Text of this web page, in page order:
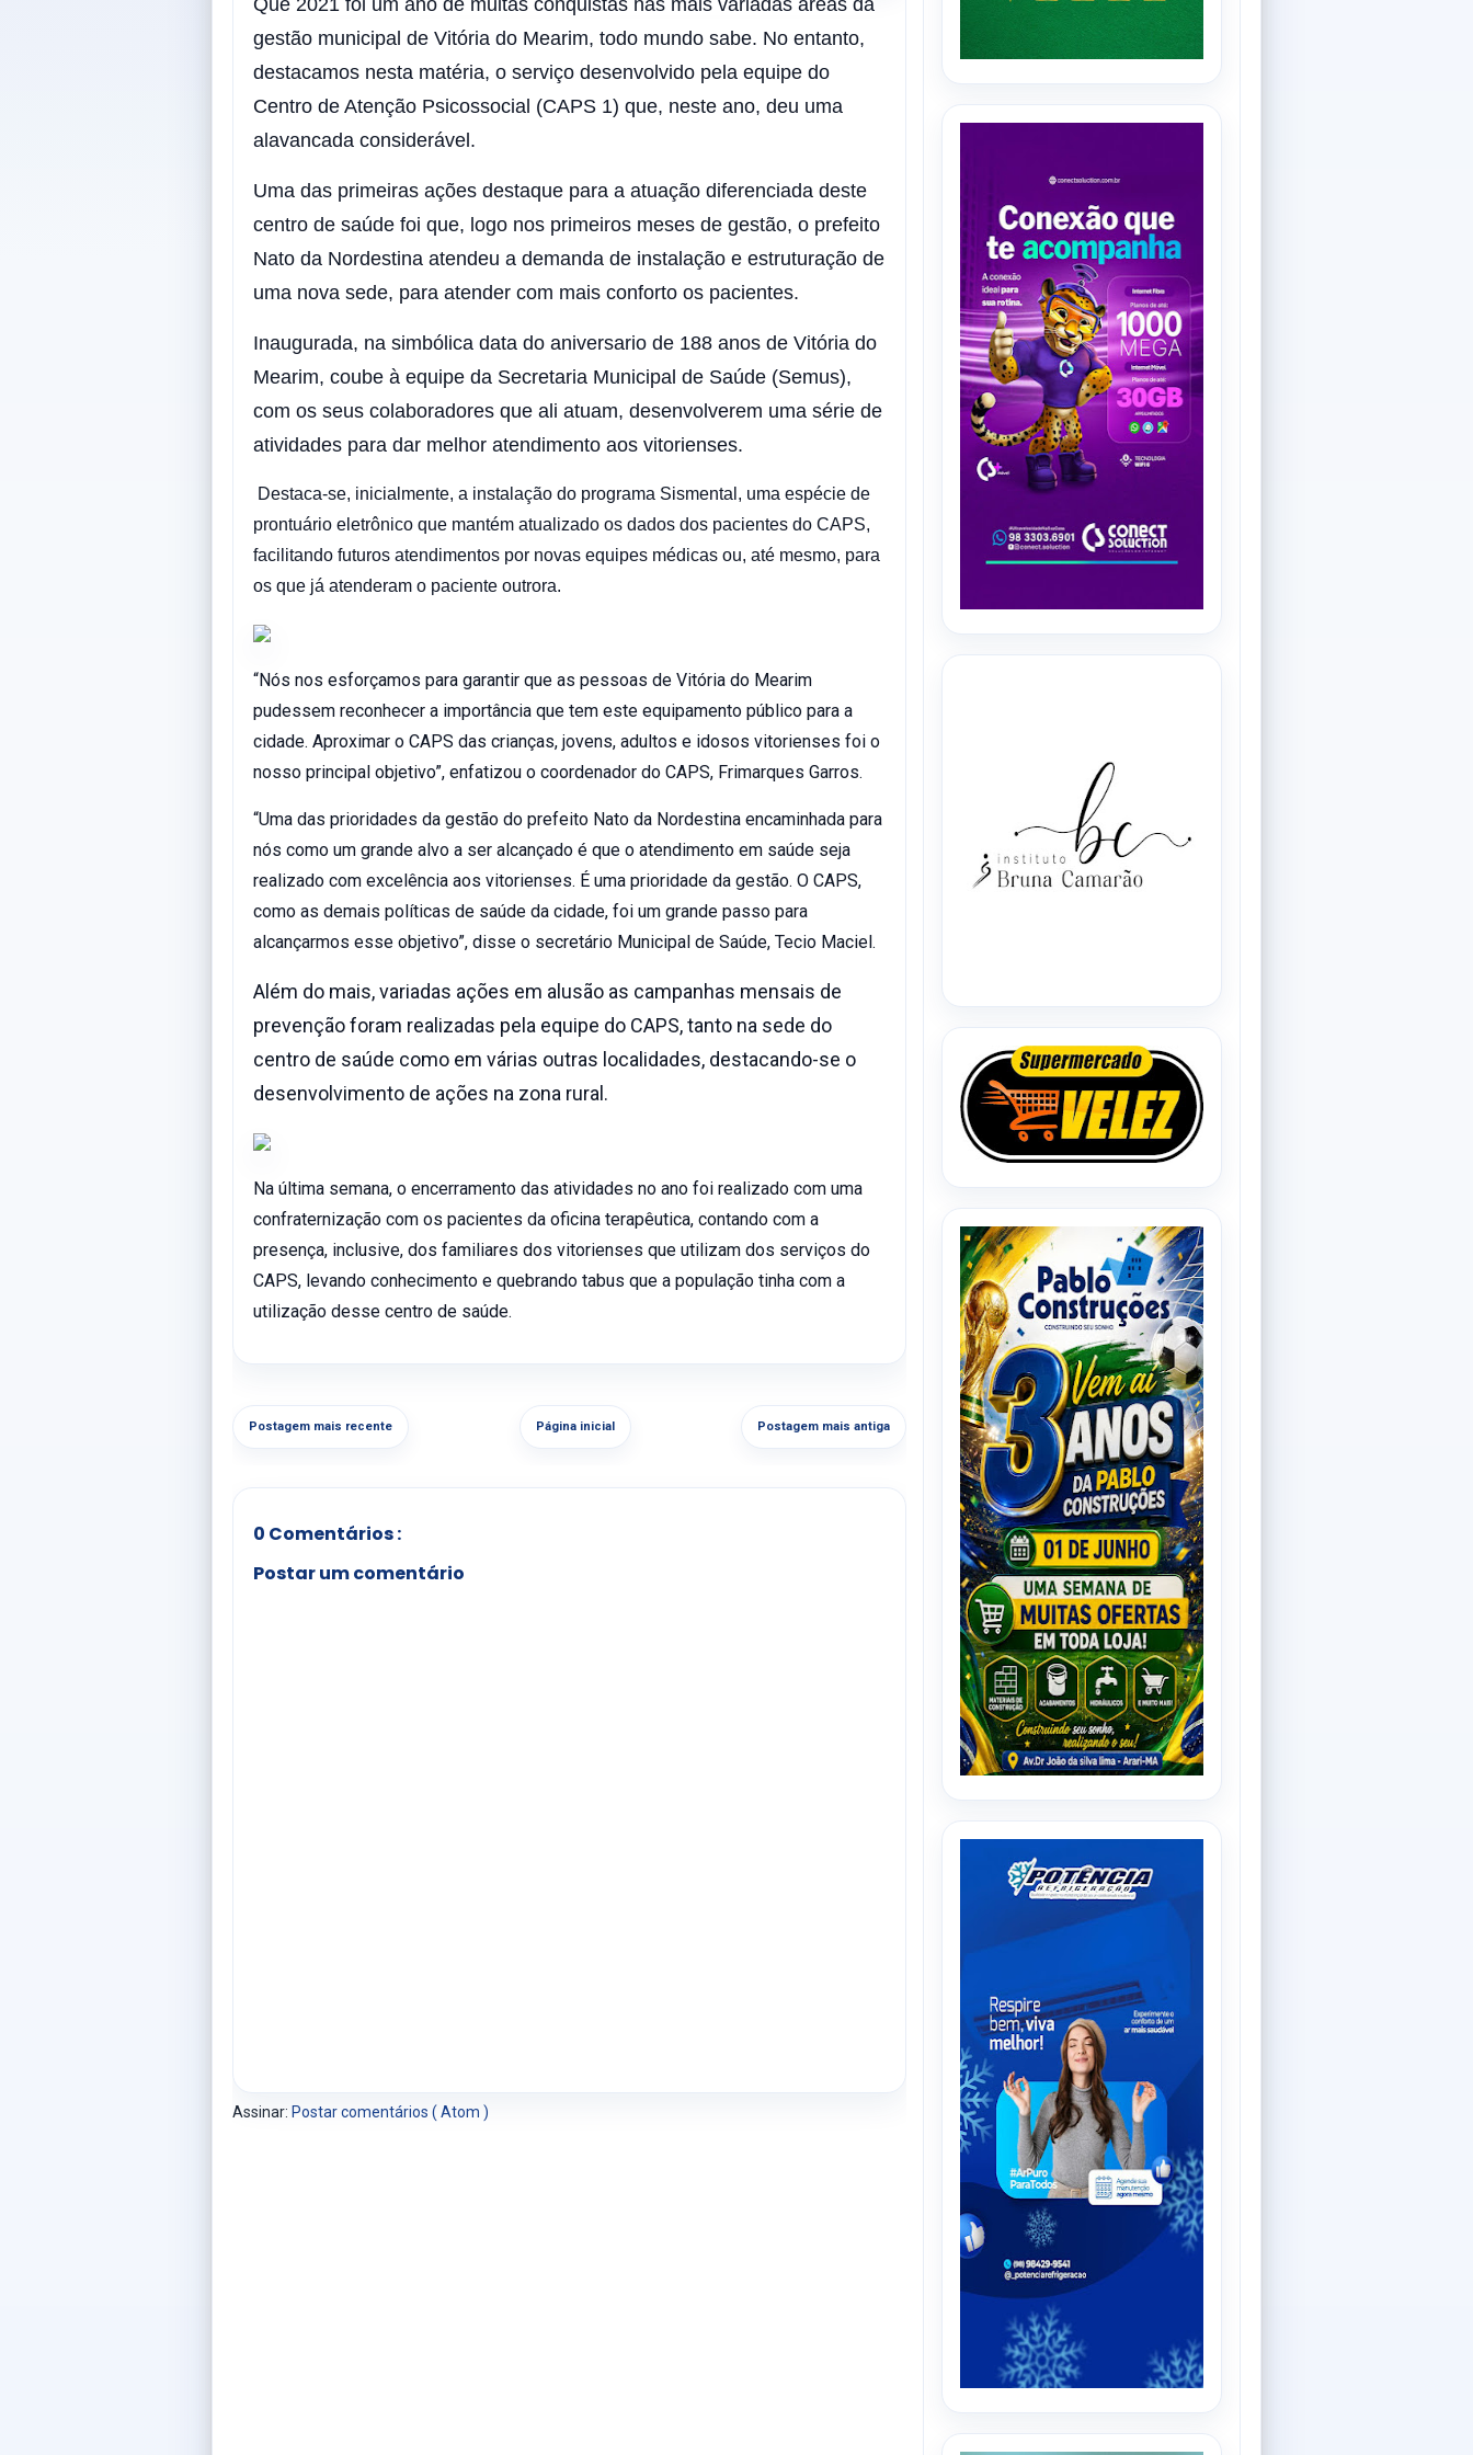
gestão municipal de Vitória do Mearim, todo mundo sabe. No entanto,
destacamos nesta matéria, o serviço desenvolvido pela equipe do
Centro de Atenção Psicossocial (CAPS 1) que, neste ano, deu uma
alavancada considerável.
Uma das primeiras ações destaque para a atuação diferenciada deste
centro de saúde foi que, logo nos primeiros meses de gestão, o prefeito
Nato da Nordestina atendeu a demanda de instalação e estruturação de
uma nova sede, para atender com mais conforto os pacientes.
Inaugurada, na simbólica data do aniversario de 188 anos de Vitória do
Mearim, coube à equipe da Secretaria Municipal de Saúde (Semus),
com os seus colaboradores que ali atuam, desenvolverem uma série de
atividades para dar melhor atendimento aos vitorienses.
Destaca-se, inicialmente, a instalação do programa Sismental, uma espécie de
prontuário eletrônico que mantém atualizado os dados dos pacientes do CAPS,
facilitando futuros atendimentos por novas equipes médicas ou, até mesmo, para
os que já atenderam o paciente outrora.
“Nós nos esforçamos para garantir que as pessoas de Vitória do Mearim
pudessem reconhecer a importância que tem este equipamento público para a
cidade. Aproximar o CAPS das crianças, jovens, adultos e idosos vitorienses foi o
nosso principal objetivo”, enfatizou o coordenador do CAPS, Frimarques Garros.
“Uma das prioridades da gestão do prefeito Nato da Nordestina encaminhada para
nós como um grande alvo a ser alcançado é que o atendimento em saúde seja
realizado com excelência aos vitorienses. É uma prioridade da gestão. O CAPS,
como as demais políticas de saúde da cidade, foi um grande passo para
alcançarmos esse objetivo”, disse o secretário Municipal de Saúde, Tecio Maciel.
Além do mais, variadas ações em alusão as campanhas mensais de
prevenção foram realizadas pela equipe do CAPS, tanto na sede do
centro de saúde como em várias outras localidades, destacando-se o
desenvolvimento de ações na zona rural.
Na última semana, o encerramento das atividades no ano foi realizado com uma
confraternização com os pacientes da oficina terapêutica, contando com a
presença, inclusive, dos familiares dos vitorienses que utilizam dos serviços do
CAPS, levando conhecimento e quebrando tabus que a população tinha com a
utilização desse centro de saúde.
Postagem mais recente Postagem mais antiga
Página inicial
0 Comentários :
Postar um comentário
Assinar: Postar comentários ( Atom )